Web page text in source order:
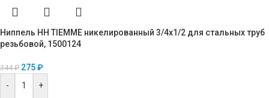
Ниппель HH TIEMME никелированный 3/4х1/2 для стальных труб
резьбовой, 1500124
344₽ 275₽
-
+